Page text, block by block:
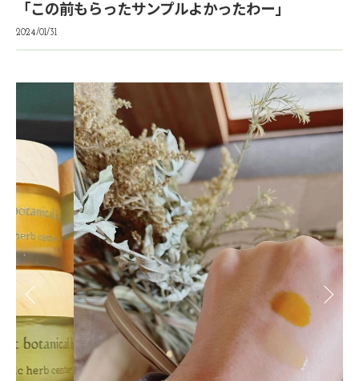
「この前もらったサンプルよかったわー」
2024/01/31